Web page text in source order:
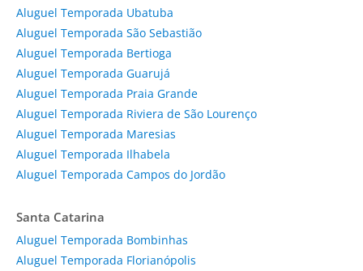
Aluguel Temporada Ubatuba
Aluguel Temporada São Sebastião
Aluguel Temporada Bertioga
Aluguel Temporada Guarujá
Aluguel Temporada Praia Grande
Aluguel Temporada Riviera de São Lourenço
Aluguel Temporada Maresias
Aluguel Temporada Ilhabela
Aluguel Temporada Campos do Jordão
Santa Catarina
Aluguel Temporada Bombinhas
Aluguel Temporada Florianópolis